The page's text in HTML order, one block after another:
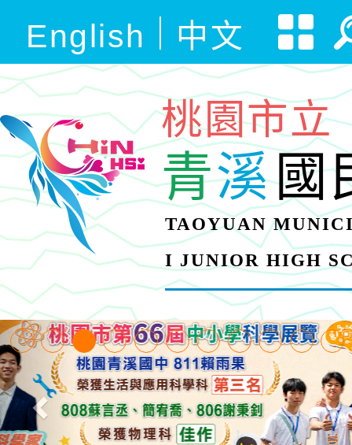
English 中文
桃園市立
青溪國
TAOYUAN
I JUNIOR HIGH
【甄選結果(第4招)】